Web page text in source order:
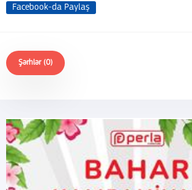
Facebook-da Paylaş
Şərhlər (0)